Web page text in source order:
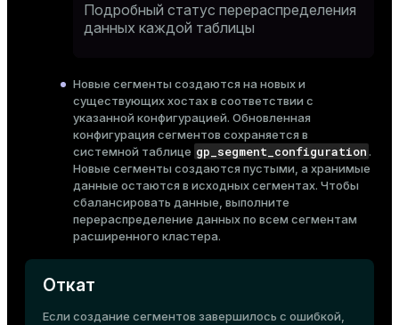
Подробный статус перераспределения
данных каждой таблицы
Новые сегменты создаются на новых и
существующих хостах в соответствии с
указанной конфигурацией. Обновленная
конфигурация сегментов сохраняется в
системной таблице gp_segment_configuration.
Новые сегменты создаются пустыми, а хранимые
данные остаются в исходных сегментах. Чтобы
сбалансировать данные, выполните
перераспределение данныхпо всем сегментам
расширенного кластера.
Откат
Если создание сегментов завершилось с ошибкой,